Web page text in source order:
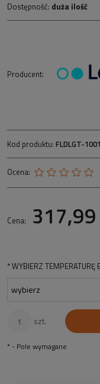
Dostępność: duża ilość
Producent:
Kod produktu: FLDLGT-
Ocena:
Cena: 317,99
*WYBIERZ TEMPERATURĘ
szt.
* - Pole wymagane